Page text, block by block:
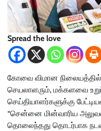
Spread the love
கோவை விமான நிலையத்தில்
செயலாளரும், மக்களவை
செய்தியாளர்களுக்கு
“சென்னை மின்வாரிய
தொலைந்தது தொடர்பாக